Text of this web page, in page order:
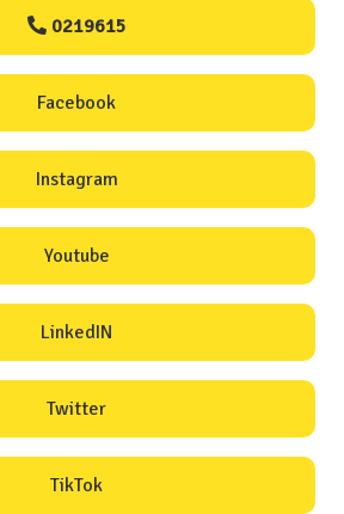
0219615
Facebook
Instagram
Youtube
LinkedIN
Twitter
TikTok